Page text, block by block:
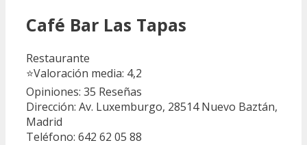
Café Bar Las Tapas
Restaurante
⭐Valoración media: 4,2
Opiniones: 35 Reseñas
Dirección: Av. Luxemburgo, 28514 Nuevo Baztán,
Madrid
Teléfono: 642 62 05 88